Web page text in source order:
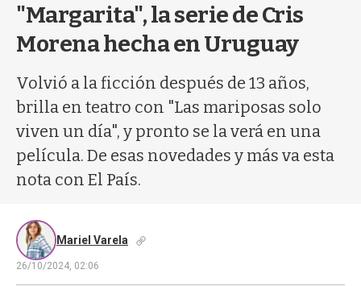
"Margarita", la serie de Cris
Morena hecha en Uruguay
Volvió a la ficción después de 13 años,
brilla en teatro con "Las mariposas solo
viven un día", y pronto se la verá en una
película. De esas novedades y más va esta
nota con El País.
Mariel Varela
26/10/2024, 02:06